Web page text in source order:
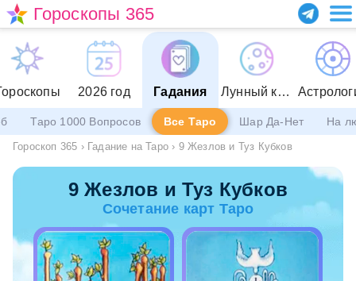
Гороскопы 365
2026 год Гадания Лунный календарь
Таро 1000 Вопросов Все Таро Шар Да-Нет На
Гороскоп 365 › Гадание на Таро › 9 Жезлов и Туз Кубков
9 Жезлов и Туз Кубков
Сочетание карт Таро